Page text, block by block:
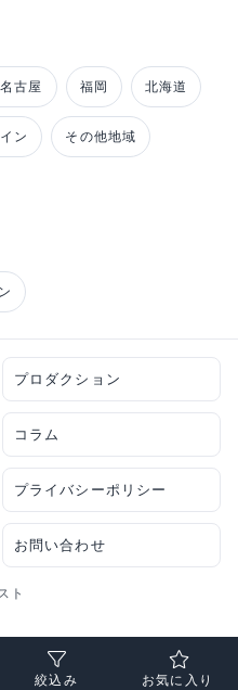
古屋 福岡 北海道
ン その他地域
プロダクション
コラム
プライバシーポリシー
お問い合わせ
ト
絞込み お気に入り